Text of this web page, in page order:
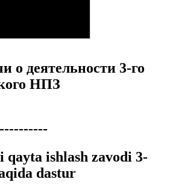
о деятельности 3-го
НПЗ
ishlash zavodi 3-
dastur